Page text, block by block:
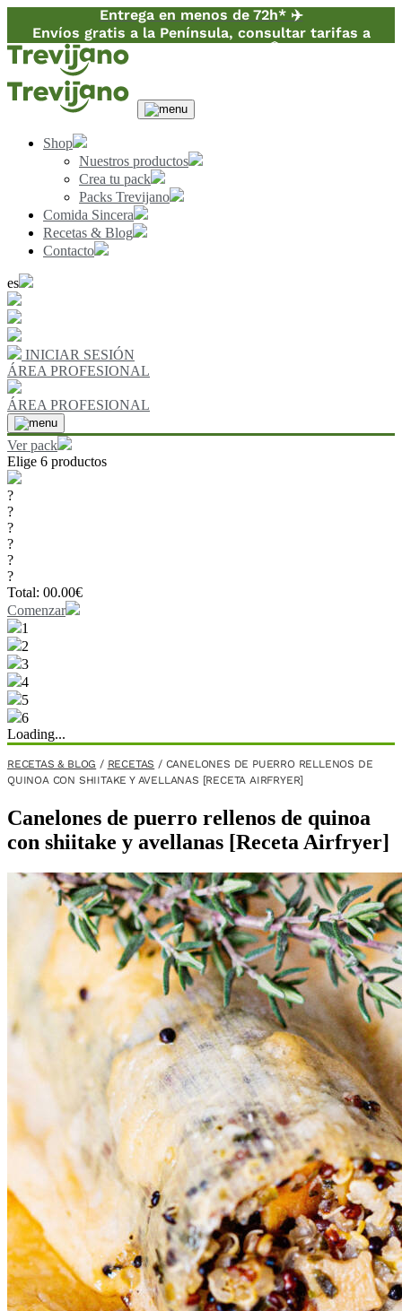
Entrega en menos de 72h* ✈️
Envíos gratis a la Península, consultar tarifas a
Canarias y Baleares 📦
Shop
Nuestros productos
Crea tu pack
Packs Trevijano
Comida Sincera
Recetas & Blog
Contacto
es
INICIAR SESIÓN
ÁREA PROFESIONAL
ÁREA PROFESIONAL
Ver pack
Elige 6 productos
?
?
?
?
?
?
Total: 00.00€
Comenzar
1
2
3
4
5
6
Loading...
RECETAS & BLOG / RECETAS / CANELONES DE PUERRO RELLENOS DE
QUINOA CON SHIITAKE Y AVELLANAS [RECETA AIRFRYER]
Canelones de puerro rellenos de quinoa
con shiitake y avellanas [Receta Airfryer]